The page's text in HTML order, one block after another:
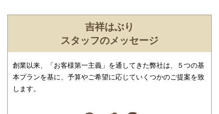
ご希望にあわせて葬儀の段取りを進行いたします。火葬場、式
場、霊柩車などの手配をはじめ、必要な葬具（祭壇、棺、ドライ
アイス）などを、ご希望にあわせてご用意いたします。また、市
吉祥はぶり
スタッフのメッセージ
創業以来、「お客様第一主義」を通してきた弊社は、５つの基
本プランを基に、予算やご希望に応じていくつかのご提案を致
します。